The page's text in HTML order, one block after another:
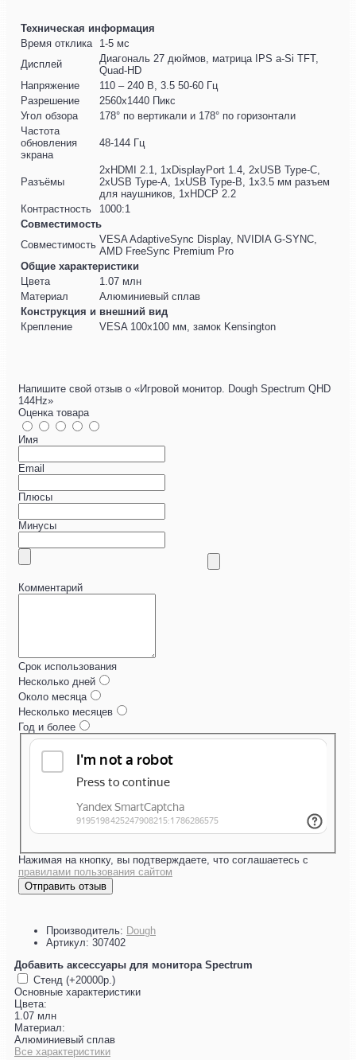
Техническая информация
Время отклика
1-5 мс
Дисплей
Диагональ 27 дюймов, матрица IPS a-Si TFT,
Quad-HD
Напряжение
110 – 240 В, 3.5 50-60 Гц
Разрешение
2560х1440 Пикс
Угол обзора
178° по вертикали и 178° по горизонтали
Частота
обновления
экрана
48-144 Гц
Разъёмы
2хHDMI 2.1, 1хDisplayPort 1.4, 2хUSB Type-C,
2хUSB Type-A, 1хUSB Type-B, 1х3.5 мм разъем
для наушников, 1хHDCP 2.2
Контрастность
1000:1
Совместимость
Совместимость VESA AdaptiveSync Display, NVIDIA G-SYNC,
AMD FreeSync Premium Pro
Общие характеристики
Цвета
1.07 млн
Материал
Алюминиевый сплав
Конструкция и внешний вид
Крепление
VESA 100х100 мм, замок Kensington
Напишите свой отзыв о «Игровой монитор. Dough Spectrum QHD
144Hz»
Оценка товара
Имя
Email
Плюсы
Минусы
Комментарий
Срок использования
Несколько дней
Около месяца
Несколько месяцев
Год и более
Нажимая на кнопку, вы подтверждаете, что соглашаетесь с
правилами пользования сайтом
Отправить отзыв
Производитель: Dough
Артикул: 307402
Добавить аксессуары для монитора Spectrum
Стенд (+20000р.)
Основные характеристики
Цвета:
1.07 млн
Материал:
Алюминиевый сплав
Все характеристики